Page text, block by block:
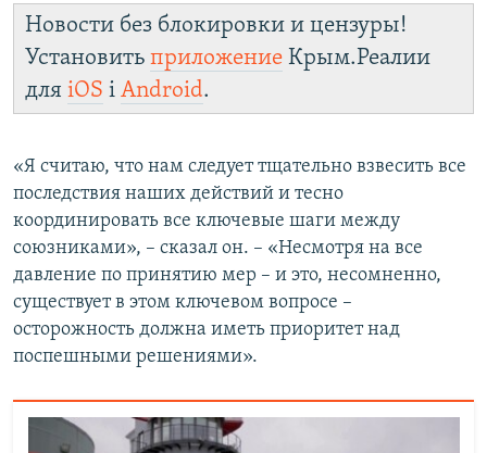
Новости без блокировки и цензуры!
Установить приложение Крым.Реалии
для iOS і Android.
«Я считаю, что нам следует тщательно взвесить все
последствия наших действий и тесно
координировать все ключевые шаги между
союзниками», – сказал он. – «Несмотря на все
давление по принятию мер – и это, несомненно,
существует в этом ключевом вопросе –
осторожность должна иметь приоритет над
поспешными решениями».